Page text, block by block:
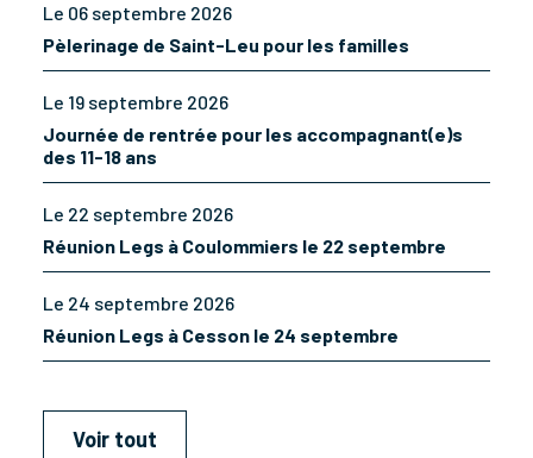
Le 06 septembre 2026
Pèlerinage de Saint-Leu pour les familles
Le 19 septembre 2026
Journée de rentrée pour les accompagnant(e)s
des 11-18 ans
Le 22 septembre 2026
Réunion Legs à Coulommiers le 22 septembre
Le 24 septembre 2026
Réunion Legs à Cesson le 24 septembre
Voir tout